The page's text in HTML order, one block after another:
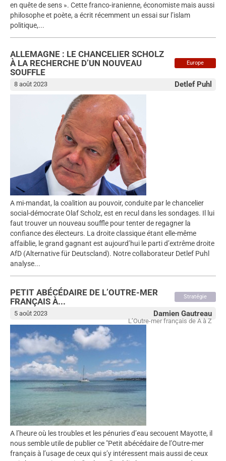
en quête de sens ». Cette franco-iranienne, économiste mais aussi
philosophe et poète, a écrit récemment un essai sur l’islam
politique,...
Europe
ALLEMAGNE : LE CHANCELIER SCHOLZ
À LA RECHERCHE D’UN NOUVEAU
SOUFFLE
Detlef Puhl
8 août 2023
A mi-mandat, la coalition au pouvoir, conduite par le chancelier
social-démocrate Olaf Scholz, est en recul dans les sondages. Il lui
faut trouver un nouveau souffle pour tenter de regagner la
confiance des électeurs. La droite classique étant elle-même
affaiblie, le grand gagnant est aujourd’hui le parti d’extrême droite
AfD (Alternative für Deutscland). Notre collaborateur Detlef Puhl
analyse...
Stratégie
PETIT ABÉCÉDAIRE DE L’OUTRE-MER
FRANÇAIS À...
Damien Gautreau
L’Outre-mer français de A à Z
5 août 2023
A l’heure où les troubles et les pénuries d’eau secouent Mayotte, il
nous semble utile de publier ce "Petit abécédaire de l’Outre-mer
français à l’usage de ceux qui s’y intéressent mais aussi de ceux